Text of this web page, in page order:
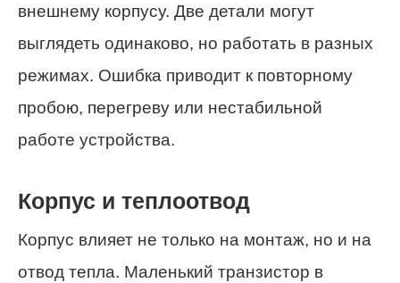
внешнему корпусу. Две детали могут
выглядеть одинаково, но работать в разных
режимах. Ошибка приводит к повторному
пробою, перегреву или нестабильной
работе устройства.
Корпус и теплоотвод
Корпус влияет не только на монтаж, но и на
отвод тепла. Маленький транзистор в